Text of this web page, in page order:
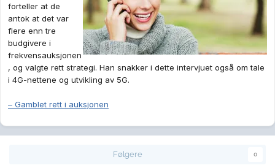
forteller at de
antok at det var
flere enn tre
budgivere i
frekvensauksjonen
, og valgte rett strategi. Han snakker i dette intervjuet også om tale
i 4G-nettene og utvikling av 5G.
– Gamblet rett i auksjonen
Følgere 0